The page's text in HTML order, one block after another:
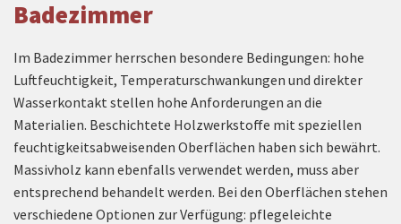
Badezimmer
Im Badezimmer herrschen besondere Bedingungen: hohe
Luftfeuchtigkeit, Temperaturschwankungen und direkter
Wasserkontakt stellen hohe Anforderungen an die
Materialien. Beschichtete Holzwerkstoffe mit speziellen
feuchtigkeitsabweisenden Oberflächen haben sich bewährt.
Massivholz kann ebenfalls verwendet werden, muss aber
entsprechend behandelt werden. Bei den Oberflächen stehen
verschiedene Optionen zur Verfügung: pflegeleichte